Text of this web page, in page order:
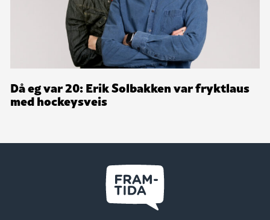
Då eg var 20: Erik Solbakken var fryktlaus
med hockeysveis